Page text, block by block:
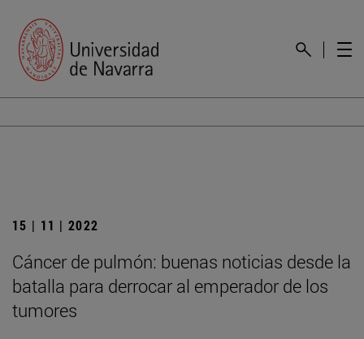
15 | 11 | 2022
Cáncer de pulmón: buenas noticias desde la
batalla para derrocar al emperador de los
tumores